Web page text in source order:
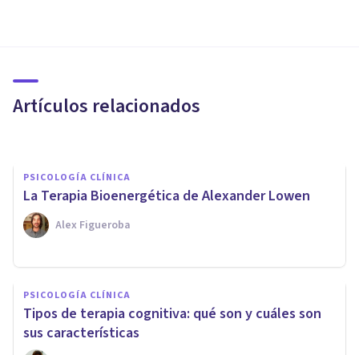
Artículos relacionados
irracionales
PSICOLOGÍA CLÍNICA
La Terapia Bioenergética de Alexander Lowen
Alex Figueroba
PSICOLOGÍA CLÍNICA
Tipos de terapia cognitiva: qué son y cuáles son
sus características
Los 4 tipos de Terapia
Contextual: qué son y en qué
se basan